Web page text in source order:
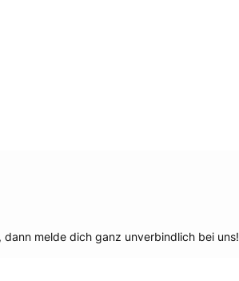
melde dich ganz unverbindlich bei uns!